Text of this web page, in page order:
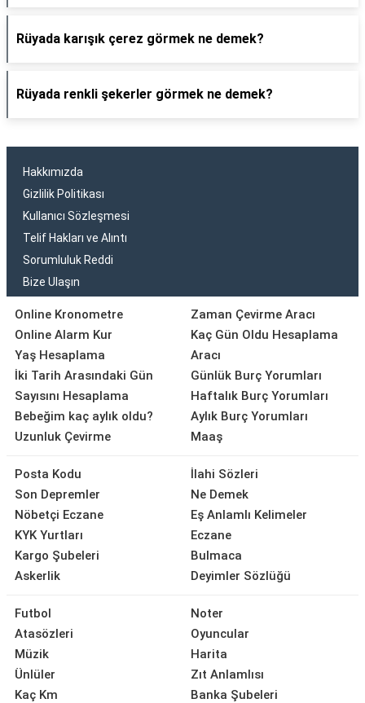
Rüyada karışık çerez görmek ne demek?
Rüyada renkli şekerler görmek ne demek?
Hakkımızda
Gizlilik Politikası
Kullanıcı Sözleşmesi
Telif Hakları ve Alıntı
Sorumluluk Reddi
Bize Ulaşın
Online Kronometre
Online Alarm Kur
Yaş Hesaplama
İki Tarih Arasındaki Gün
Sayısını Hesaplama
Bebeğim kaç aylık oldu?
Uzunluk Çevirme
Zaman Çevirme Aracı
Kaç Gün Oldu Hesaplama
Aracı
Günlük Burç Yorumları
Haftalık Burç Yorumları
Aylık Burç Yorumları
Maaş
Posta Kodu
Son Depremler
Nöbetçi Eczane
KYK Yurtları
Kargo Şubeleri
Askerlik
İlahi Sözleri
Ne Demek
Eş Anlamlı Kelimeler
Eczane
Bulmaca
Deyimler Sözlüğü
Futbol
Atasözleri
Müzik
Ünlüler
Kaç Km
Noter
Oyuncular
Harita
Zıt Anlamlısı
Banka Şubeleri